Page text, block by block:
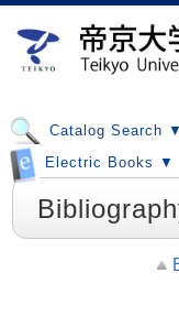
Catalog Search ▼
Electric Books ▼